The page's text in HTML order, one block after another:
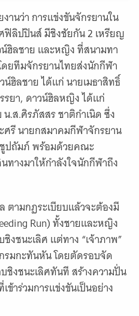
านว่า การแข่งขันจักรยานใน
ฟิลิปปินส์ มีชิงชัยกัน 2 เหรียญ
ฮิลชาย และหญิง ที่สนามทา
ดยทีมจักรยานไทยส่งนักกีฬา
น์ฮิลชาย ได้แก่ นายเมธาสิทธิ์
ยา, ดาวน์ฮิลหญิง ได้แก่
.ส.ศิรภัสสร ชาติกำเนิด ซึ่ง
ศรี นายกสมาคมกีฬาจักรยาน
ชูปถัมภ์ พร้อมด้วยคณะ
ทางมาให้กำลังใจนักกีฬาถึง
ตามกฏระเบียบแล้วจะต้องมี
Run) ทั้งชายและหญิง
งชนะเลิศ แต่ทาง “เจ้าภาพ”
รมกะทันหัน โดยตัดรอบจัด
ชิงชนะเลิศทันที สร้างความปั่น
ข้าร่วมการแข่งขันเป็นอย่าง